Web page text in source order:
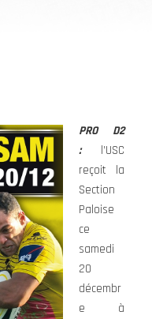
PRO D2
:l’USC
reçoit la
Section
Paloise
ce
samedi
20
décembr
e à